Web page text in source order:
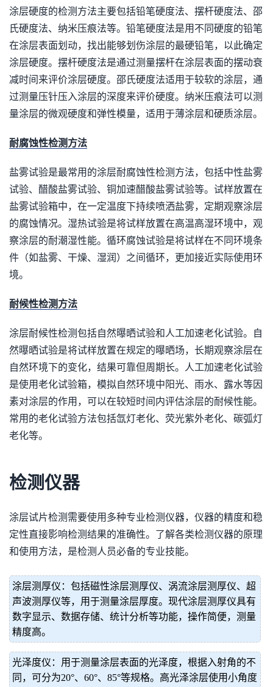
涂层硬度的检测方法主要包括铅笔硬度法、摆杆硬度法、邵
氏硬度法、纳米压痕法等。铅笔硬度法是用不同硬度的铅笔
在涂层表面划动，找出能够划伤涂层的最硬铅笔，以此确定
涂层硬度。摆杆硬度法是通过测量摆杆在涂层表面的摆动衰
减时间来评价涂层硬度。邵氏硬度法适用于较软的涂层，通
过测量压针压入涂层的深度来评价硬度。纳米压痕法可以测
量涂层的微观硬度和弹性模量，适用于薄涂层和硬质涂层。
耐腐蚀性检测方法
盐雾试验是最常用的涂层耐腐蚀性检测方法，包括中性盐雾
试验、醋酸盐雾试验、铜加速醋酸盐雾试验等。试样放置在
盐雾试验箱中，在一定温度下持续喷洒盐雾，定期观察涂层
的腐蚀情况。湿热试验是将试样放置在高温高湿环境中，观
察涂层的耐潮湿性能。循环腐蚀试验是将试样在不同环境条
件（如盐雾、干燥、湿润）之间循环，更加接近实际使用环
境。
耐候性检测方法
涂层耐候性检测包括自然曝晒试验和人工加速老化试验。自
然曝晒试验是将试样放置在规定的曝晒场，长期观察涂层在
自然环境下的变化，结果可靠但周期长。人工加速老化试验
是使用老化试验箱，模拟自然环境中阳光、雨水、露水等因
素对涂层的作用，可以在较短时间内评估涂层的耐候性能。
常用的老化试验方法包括氙灯老化、荧光紫外老化、碳弧灯
老化等。
检测仪器
涂层试片检测需要使用多种专业检测仪器，仪器的精度和稳
定性直接影响检测结果的准确性。了解各类检测仪器的原理
和使用方法，是检测人员必备的专业技能。
涂层测厚仪：包括磁性涂层测厚仪、涡流涂层测厚仪、超
声波测厚仪等，用于测量涂层厚度。现代涂层测厚仪具有
数字显示、数据存储、统计分析等功能，操作简便，测量
精度高。
光泽度仪：用于测量涂层表面的光泽度，根据入射角的不
同，可分为20°、60°、85°等规格。高光泽涂层使用小角度